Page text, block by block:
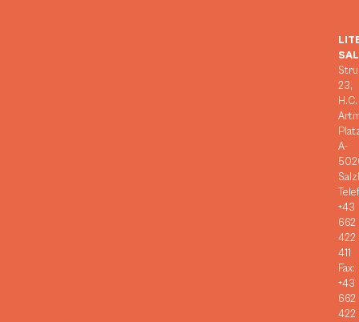
23,
H.C.
A-
+43
662
422
411
Fax:
+43
662
422